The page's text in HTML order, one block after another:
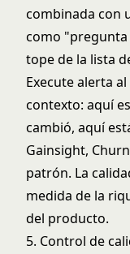
combinada con
como
tope de la lista
Execute alerta
contexto: aquí
cambió, aquí
Gainsight,
patrón. La
medida de la
del producto.
5. Control de